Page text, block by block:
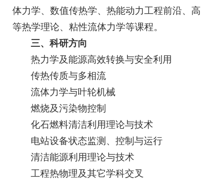
体力学、数值传热学、热能动力工程前沿、高
等热学理论、粘性流体力学等课程。
三、科研方向
热力学及能源高效转换与安全利用
传热传质与多相流
流体力学与叶轮机械
燃烧及污染物控制
化石燃料清洁利用理论与技术
电站设备状态监测、控制与运行
清洁能源利用理论与技术
工程热物理及其它学科交叉